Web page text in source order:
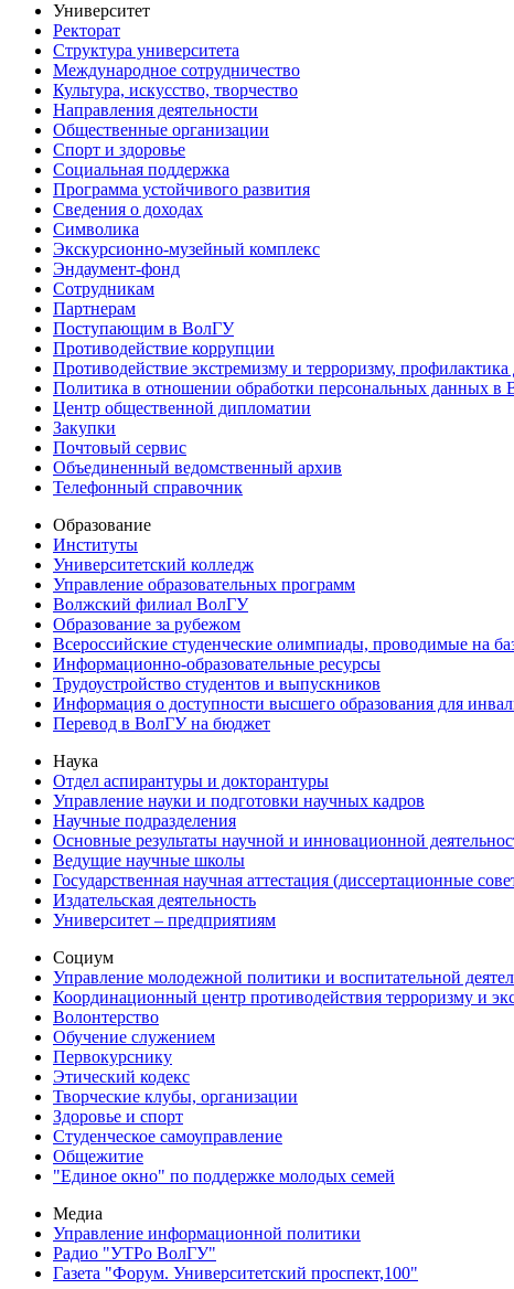
Университет
Ректорат
Структура университета
Международное сотрудничество
Культура, искусство, творчество
Направления деятельности
Общественные организации
Спорт и здоровье
Социальная поддержка
Программа устойчивого развития
Сведения о доходах
Символика
Экскурсионно-музейный комплекс
Эндаумент-фонд
Сотрудникам
Партнерам
Поступающим в ВолГУ
Противодействие коррупции
Противодействие экстремизму и терроризму,
Политика в отношении обработки персональных данных в
Центр общественной дипломатии
Закупки
Почтовый сервис
Объединенный ведомственный архив
Телефонный справочник
Образование
Институты
Университетский колледж
Управление образовательных программ
Волжский филиал ВолГУ
Образование за рубежом
Всероссийские студенческие олимпиады, проводимые на
Информационно-образовательные ресурсы
Трудоустройство студентов и выпускников
Информация о доступности высшего образования для
Перевод в ВолГУ на бюджет
Наука
Отдел аспирантуры и докторантуры
Управление науки и подготовки научных кадров
Научные подразделения
Основные результаты научной и инновационной
Ведущие научные школы
Государственная научная аттестация (диссертационные
Издательская деятельность
Университет – предприятиям
Социум
Управление молодежной политики и воспитательной
Координационный центр противодействия терроризму и
Волонтерство
Обучение служением
Первокурснику
Этический кодекс
Творческие клубы, организации
Здоровье и спорт
Студенческое самоуправление
Общежитие
"Единое окно" по поддержке молодых семей
Медиа
Управление информационной политики
Радио "УТРо ВолГУ"
Газета "Форум. Университетский проспект,100"